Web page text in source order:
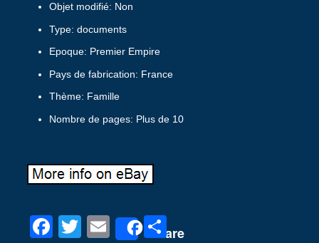
Objet modifié: Non
Type: documents
Epoque: Premier Empire
Pays de fabrication: France
Thème: Famille
Nombre de pages: Plus de 10
F
T
E
Share
P